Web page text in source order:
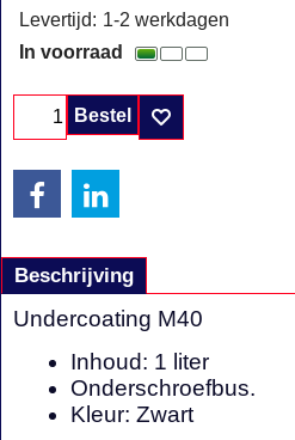
Levertijd: 1-2 werkdagen
In voorraad
Bestel
Beschrijving
Undercoating M40
Inhoud: 1 liter
Onderschroefbus.
Kleur: Zwart